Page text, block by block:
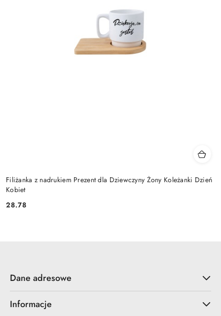
Filiżanka z nadrukiem Prezent dla Dziewczyny Żony Koleżanki Dzień
Kobiet
Cena:
28.78
Dane adresowe
Informacje